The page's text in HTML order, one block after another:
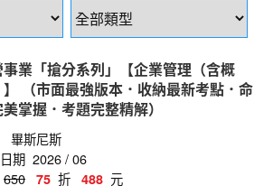
師
事業「搶分系列」【企業管理（含概
（市面最強版本．收納最新考點．命
掌握．考題完整精解）
畢斯尼斯
期 2026 / 06
650 75 折 488 元